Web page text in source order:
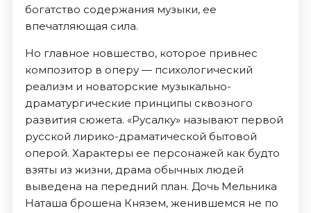
богатство содержания музыки, ее
впечатляющая сила.
Но главное новшество, которое привнес
композитор в оперу — психологический
реализм и новаторские музыкально-
драматургические принципы сквозного
развития сюжета. «Русалку» называют первой
русской лирико-драматической бытовой
оперой. Характеры ее персонажей как будто
взяты из жизни, драма обычных людей
выведена на передний план. Дочь Мельника
Наташа брошена Князем, женившемся не по